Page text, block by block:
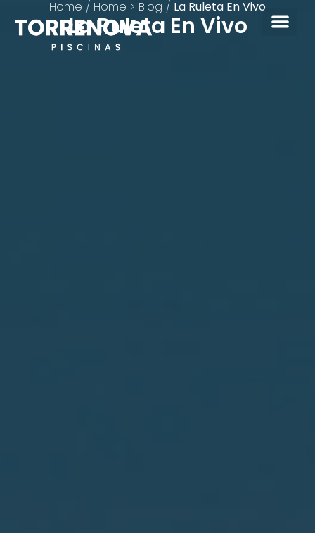
Home / Home > Blog / La Ruleta En Vivo
La Ruleta En Vivo